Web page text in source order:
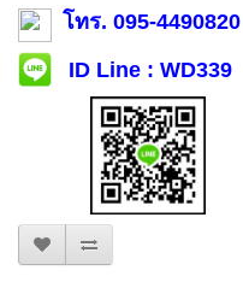
โทร. 095-4490820
ID Line : WD339